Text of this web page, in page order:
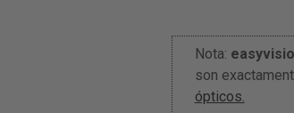
Nota:
son
ópticos.